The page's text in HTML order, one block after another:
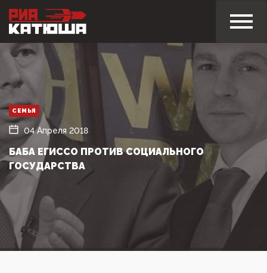
СЕМЬЯ
04 Апреля 2018
БАБА ЕГИССО ПРОТИВ СОЦИАЛЬНОГО
ГОСУДАРСТВА